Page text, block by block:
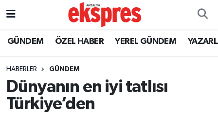
GÜNDEM ÖZEL HABER YEREL GÜNDEM
HABERLER GÜNDEM
Dünyanın en iyi tatlısı
Türkiye’den
ÖZEL HABER
YEREL GÜNDEM
EKONOMİ
Nöbetçi Eczaneler
Trafik Durumu
Süper Lig Puan Durumu ve Fikstür